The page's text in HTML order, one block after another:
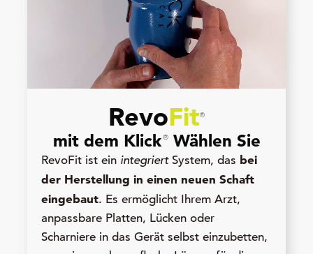
RevoFit®
mit dem Klick®Wählen Sie
RevoFit ist ein integriertSystem, das bei
der Herstellung in einen neuen Schaft
eingebaut. Es ermöglicht Ihrem Arzt,
anpassbare Platten, Lücken oder
Scharniere in das Gerät selbst einzubetten,